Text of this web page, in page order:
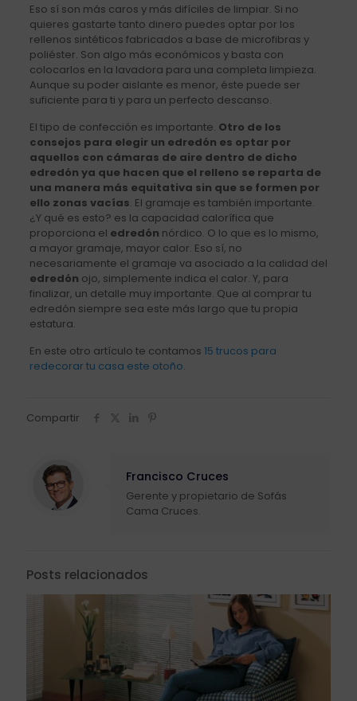
Eso sí son más caros y más difíciles de limpiar. Si no
quieres gastarte tanto dinero puedes optar por los
rellenos sintéticos fabricados a base de microfibras y
poliéster. Son algo más económicos y basta con
colocarlos en la lavadora para una completa limpieza.
Aunque su poder aislante es menor, éste puede ser
suficiente para ti y para un perfecto descanso.
El tipo de confección es importante. Otro de los
consejos para elegir un edredón es optar por
aquellos con cámaras de aire dentro de dicho
edredón ya que hacen que el relleno se reparta de
una manera más equitativa sin que se formen por
ello zonas vacías. El gramaje es también importante.
¿Y qué es esto? es la capacidad calorífica que
proporciona el edredón nórdico. O lo que es lo mismo,
a mayor gramaje, mayor calor. Eso sí, no
necesariamente el gramaje va asociado a la calidad del
edredón ojo, simplemente indica el calor. Y, para
finalizar, un detalle muy importante. Que al comprar tu
edredón siempre sea este más largo que tu propia
estatura.
En este otro artículo te contamos 15 trucos para
redecorar tu casa este otoño.
Compartir
Francisco Cruces
Gerente y propietario de Sofás
Cama Cruces.
Posts relacionados